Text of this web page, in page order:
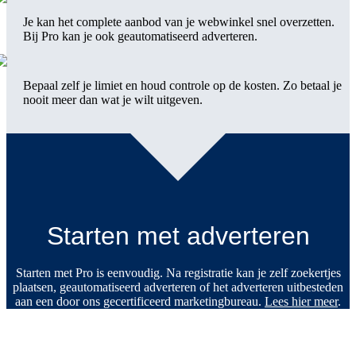
Je kan het complete aanbod van je webwinkel snel overzetten.
Bij Pro kan je ook geautomatiseerd adverteren.
Bepaal zelf je limiet en houd controle op de kosten. Zo betaal je
nooit meer dan wat je wilt uitgeven.
Starten met adverteren
Starten met Pro is eenvoudig. Na registratie kan je zelf zoekertjes
plaatsen, geautomatiseerd adverteren of het adverteren uitbesteden
aan een door ons gecertificeerd marketingbureau. Lees hier meer.